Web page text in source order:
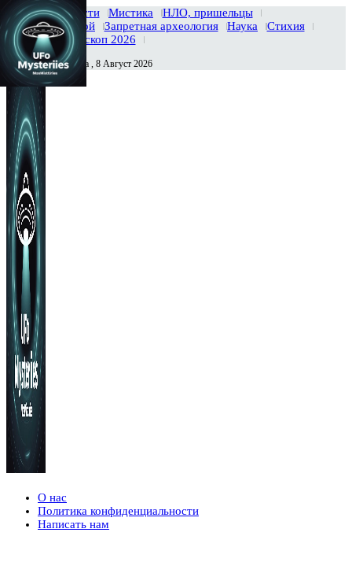
Главная Новости Мистика
НЛО, пришельцы
Тайны вселенной
Запретная археология Наука
Стихия
История
Гороскоп 2026
Сегодня Суббота , 8 Август 2026
О нас
Политика конфиденциальности
Написать нам